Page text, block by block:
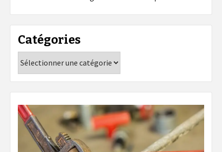
Catégories